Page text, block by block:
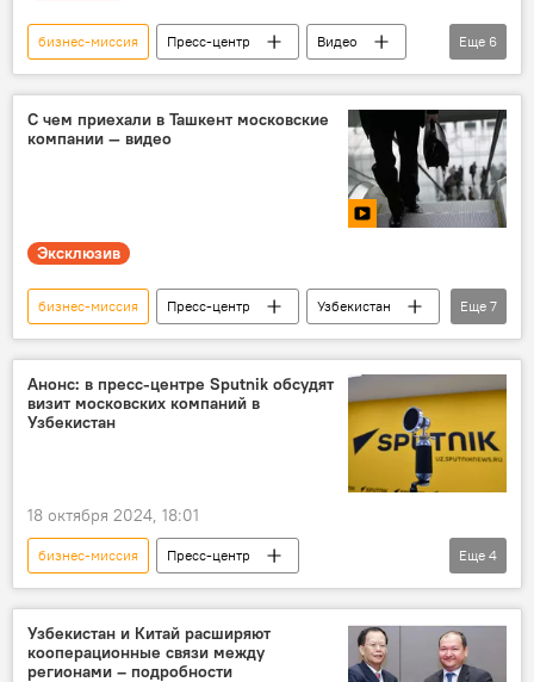
бизнес-миссия Пресс-центр
Видео
эксклюзив
пресс-конференция
Россия
Москва
Еще 6
С чем приехали в Ташкент московские
компании — видео
Эксклюзив
бизнес-миссия Пресс-центр
Узбекистан
пресс-конференция
Пресс-центр
Россия
Москва
компания
Видео
эксклюзив
Еще 7
Анонс: в пресс-центре Sputnik обсудят
визит московских компаний в
Узбекистан
18 октября 2024, 18:01
бизнес-миссия
Пресс-центр
Пресс-центр
Узбекистан
Москва
визит
компания
Еще 4
Узбекистан и Китай расширяют
кооперационные связи между
регионами – подробности